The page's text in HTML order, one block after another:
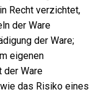
Recht verzichtet,
der Ware
der Ware;
eigenen
der Ware
das Risiko eines